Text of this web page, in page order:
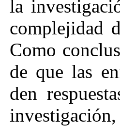
la
complejidad
Como
de que las
den
investigación,